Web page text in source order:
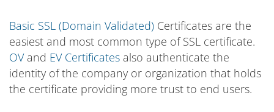
Basic SSL (Domain Validated) Certificates are the
easiest and most common type of SSL certificate.
OVand EV Certificates also authenticate the
identity of the company or organization that holds
the certificate providing more trust to end users.